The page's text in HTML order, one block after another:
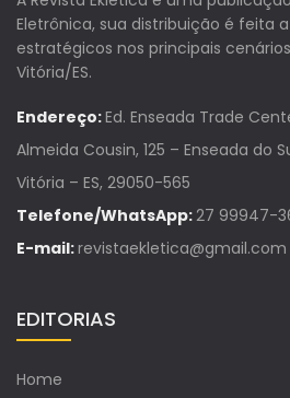
Eletrônica, sua distribuição é feita
estratégicos nos principais
Vitória/ES.
Endereço:Ed. Enseada Trade
Almeida Cousin, 125 – Enseada do
Vitória – ES, 29050-565
Telefone/WhatsApp:27 99947-
E-mail:revistaekletica@gmail.com
EDITORIAS
Home